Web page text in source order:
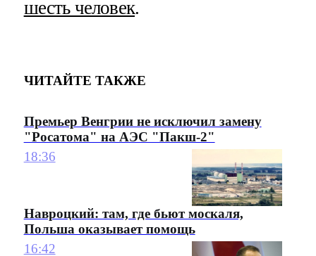
шесть человек.
ЧИТАЙТЕ ТАКЖЕ
Премьер Венгрии не исключил замену
"Росатома" на АЭС "Пакш-2"
18:36
Навроцкий: там, где бьют москаля,
Польша оказывает помощь
16:42